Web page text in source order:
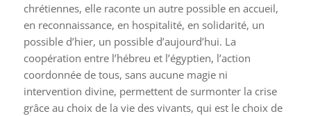
chrétiennes, elle raconte un autre possible en accueil,
en reconnaissance, en hospitalité, en solidarité, un
possible d’hier, un possible d’aujourd’hui. La
coopération entre l’hébreu et l’égyptien, l’action
coordonnée de tous, sans aucune magie ni
intervention divine, permettent de surmonter la crise
grâce au choix de la vie des vivants, qui est le choix de